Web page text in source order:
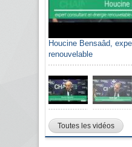
Houcine Bensaâd,
renouvelable
Toutes les vidéos